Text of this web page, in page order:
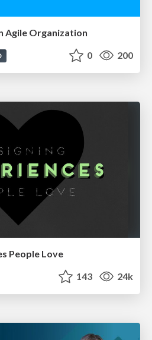
Agile Organization
0 200
People Love
143 24k